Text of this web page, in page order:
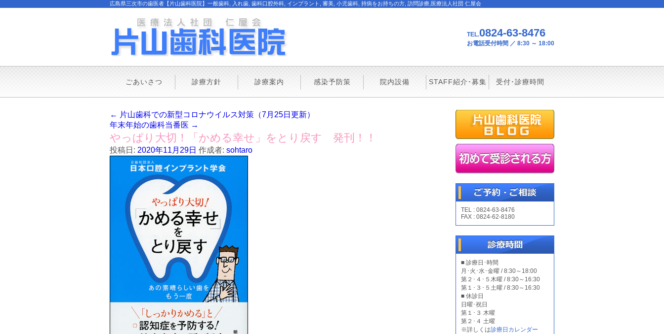
広島県三次市の歯医者【片山歯科医院】一般歯科, 入れ歯, 歯科口腔外科, インプラント, 審美, 小児歯科, 持病をお持ちの方, 訪問診療,医療法人社団 仁屋会
TEL.0824-63-8476
お電話受付時間 ／ 8:30 ～ 18:00
ごあいさつ 診療方針 診療案内 感染予防策 院内設備 STAFF紹介･募集 受付･診療時間
← 片山歯科での新型コロナウイルス対策（7月25日更新）
年末年始の歯科当番医 →
やっぱり大切！「かめる幸せ」をとり戻す 発刊！！
投稿日: 2020年11月29日 作成者: sohtaro
TEL : 0824-63-8476
FAX : 0824-62-8180
■ 診療日･時間
月･火･水･金曜 / 8:30～18:00
第２･４･５木曜 / 8:30～16:30
第１･３･５土曜 / 8:30～16:30
■ 休診日
日曜･祝日
第１･３ 木曜
第２･４ 土曜
※詳しくは診療日カレンダー